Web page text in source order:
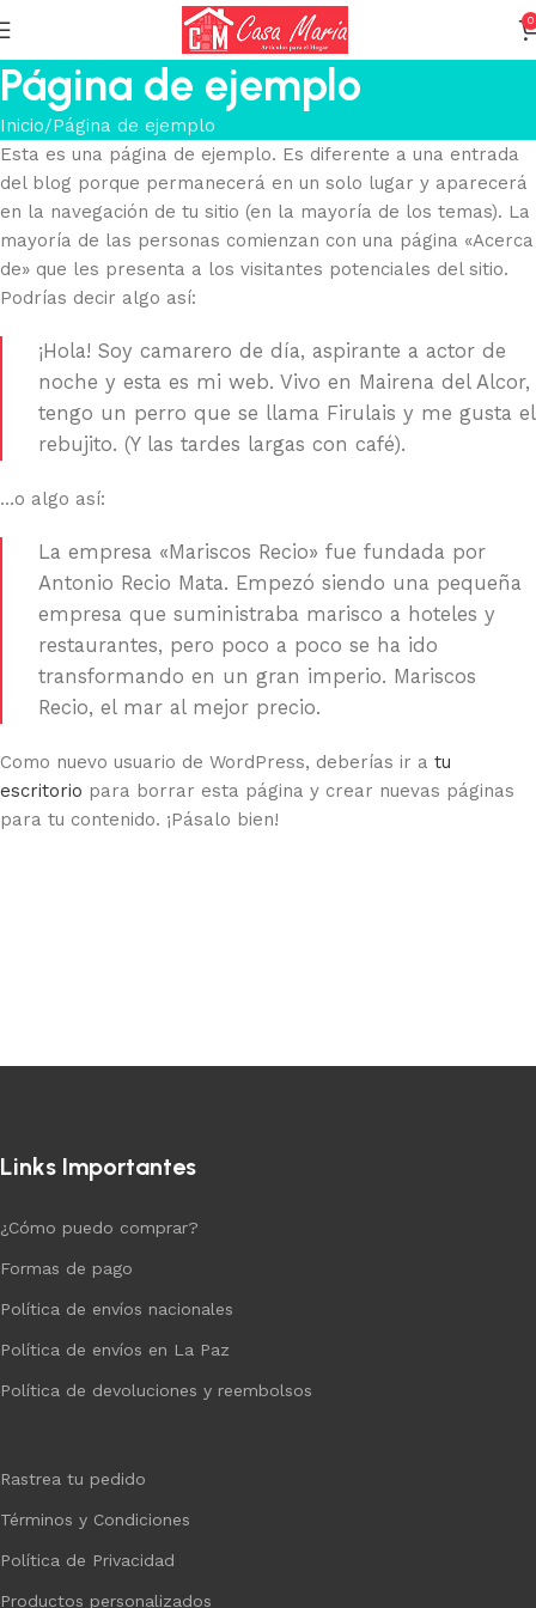
0
Página de ejemplo
Inicio Página de ejemplo
Esta es una página de ejemplo. Es diferente a una entrada
del blog porque permanecerá en un solo lugar y aparecerá
en la navegación de tu sitio (en la mayoría de los temas). La
mayoría de las personas comienzan con una página «Acerca
de» que les presenta a los visitantes potenciales del sitio.
Podrías decir algo así:
¡Hola! Soy camarero de día, aspirante a actor de
noche y esta es mi web. Vivo en Mairena del Alcor,
tengo un perro que se llama Firulais y me gusta el
rebujito. (Y las tardes largas con café).
…o algo así:
La empresa «Mariscos Recio» fue fundada por
Antonio Recio Mata. Empezó siendo una pequeña
empresa que suministraba marisco a hoteles y
restaurantes, pero poco a poco se ha ido
transformando en un gran imperio. Mariscos
Recio, el mar al mejor precio.
Como nuevo usuario de WordPress, deberías ir a tu
escritorio para borrar esta página y crear nuevas páginas
para tu contenido. ¡Pásalo bien!
Links Importantes
¿Cómo puedo comprar?
Formas de pago
Política de envíos nacionales
Política de envíos en La Paz
Política de devoluciones y reembolsos
Rastrea tu pedido
Términos y Condiciones
Política de Privacidad
Productos personalizados